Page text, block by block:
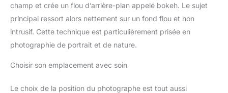
champ et crée un flou d’arrière-plan appelé bokeh. Le sujet
principal ressort alors nettement sur un fond flou et non
intrusif. Cette technique est particulièrement prisée en
photographie de portrait et de nature.
Choisir son emplacement avec soin
Le choix de la position du photographe est tout aussi